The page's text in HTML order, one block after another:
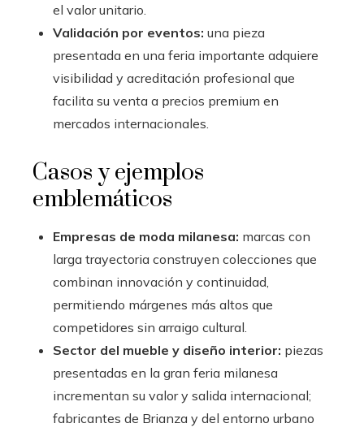
el valor unitario.
Validación por eventos: una pieza
presentada en una feria importante adquiere
visibilidad y acreditación profesional que
facilita su venta a precios premium en
mercados internacionales.
Casos y ejemplos
emblemáticos
Empresas de moda milanesa: marcas con
larga trayectoria construyen colecciones que
combinan innovación y continuidad,
permitiendo márgenes más altos que
competidores sin arraigo cultural.
Sector del mueble y diseño interior: piezas
presentadas en la gran feria milanesa
incrementan su valor y salida internacional;
fabricantes de Brianza y del entorno urbano